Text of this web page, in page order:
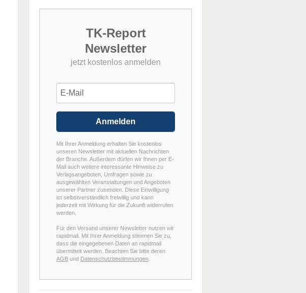
TK-Report
Newsletter
jetzt kostenlos anmelden
Anmelden
Mit Ihrer Anmeldung erhalten Sie kostenlos
unseren Newsletter mit aktuellen Nachrichten
der Branche. Außerdem dürfen wir Ihnen per E-
Mail auch weitere interessante Hinweise zu
Verlagsangeboten, Umfragen sowie zu
ausgewählten Veranstaltungen und Angeboten
unserer Partner zusenden. Diese Einwilligung
ist selbstverständlich freiwillig und kann
jederzeit mit Wirkung für die Zukunft widerrufen
werden.
Für den Versand unserer Newsletter nutzen wir
rapidmail. Mit Ihrer Anmeldung stimmen Sie zu,
dass die eingegebenen Daten an rapidmail
übermittelt werden. Beachten Sie bitte deren
AGB und Datenschutzbestimmungen